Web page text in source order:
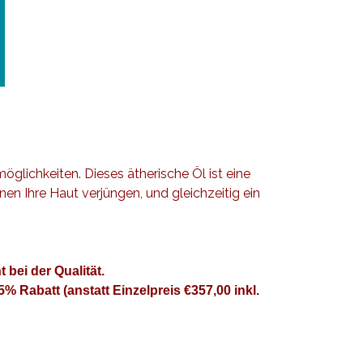
Dieses ätherische Öl ist eine
Ihre Haut verjüngen, und gleichzeitig ein
bei der Qualität.
Rabatt (anstatt Einzelpreis €357,00 inkl.